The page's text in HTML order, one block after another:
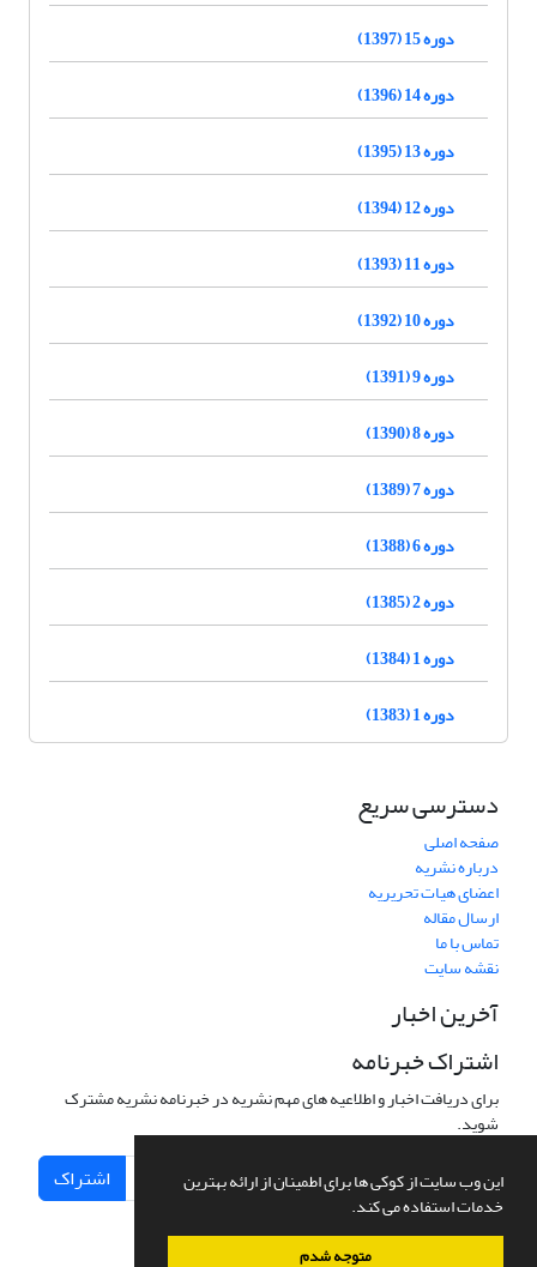
این وب سایت از کوکی ها برای اطمینان از ارائه بهترین
خدمات استفاده می کند.
متوجه شدم
دوره 15 (1397)
دوره 14 (1396)
دوره 13 (1395)
دوره 12 (1394)
دوره 11 (1393)
دوره 10 (1392)
دوره 9 (1391)
دوره 8 (1390)
دوره 7 (1389)
دوره 6 (1388)
دوره 2 (1385)
دوره 1 (1384)
دوره 1 (1383)
دسترسی سریع
صفحه اصلی
درباره نشریه
اعضای هیات تحریریه
ارسال مقاله
تماس با ما
نقشه سایت
آخرین اخبار
اشتراک خبرنامه
برای دریافت اخبار و اطلاعیه های مهم نشریه در خبرنامه نشریه مشترک
شوید.
اشتراک